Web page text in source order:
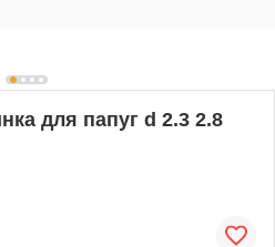
для папуг d 2.3 2.8